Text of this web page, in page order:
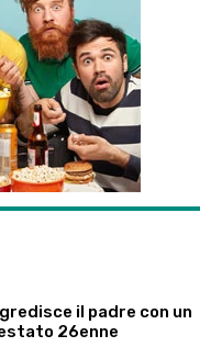
il padre con un
26enne